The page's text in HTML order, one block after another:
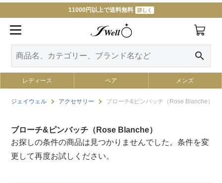
11000円以上で送料無料 詳しく
search
レディース ペア メンズ
ジェイウェル アクセサリー ブローチ&ピンバッチ（Rose Blanche）
ブローチ&ピンバッチ（Rose Blanche）
お探しの条件の商品は見つかりませんでした。条件を変
更して再度お試しください。